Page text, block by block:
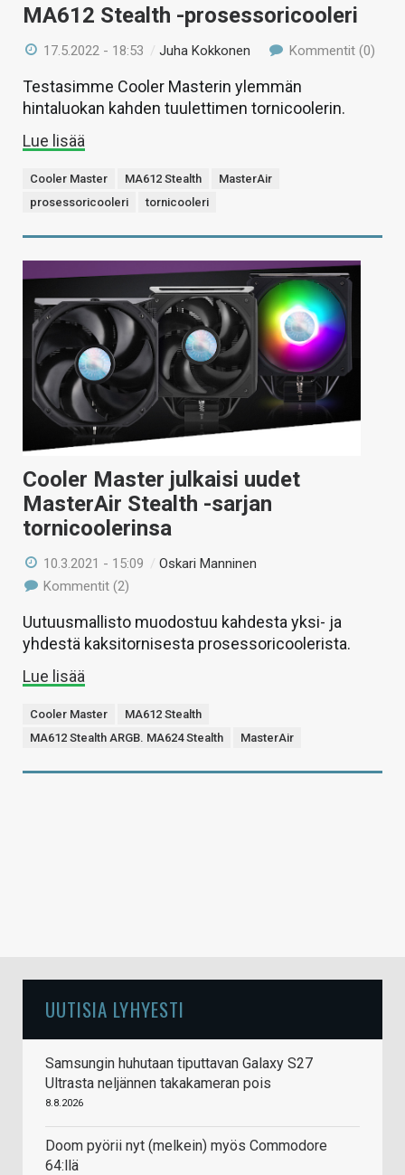
MA612 Stealth -prosessoricooleri
17.5.2022 - 18:53 /Juha Kokkonen Kommentit (0)
Testasimme Cooler Masterin ylemmän
hintaluokan kahden tuulettimen tornicoolerin.
Lue lisää
Cooler Master MA612 Stealth
MasterAir
prosessoricooleri
tornicooleri
Cooler Master julkaisi uudet
MasterAir Stealth -sarjan
tornicoolerinsa
10.3.2021 - 15:09 /Oskari Manninen
Kommentit (2)
Uutuusmallisto muodostuu kahdesta yksi- ja
yhdestä kaksitornisesta prosessoricoolerista.
Lue lisää
Cooler Master
MA612 Stealth
MA612 Stealth ARGB. MA624 Stealth
MasterAir
UUTISIA LYHYESTI
Samsungin huhutaan tiputtavan Galaxy S27
Ultrasta neljännen takakameran pois
8.8.2026
Doom pyörii nyt (melkein) myös Commodore
64:llä